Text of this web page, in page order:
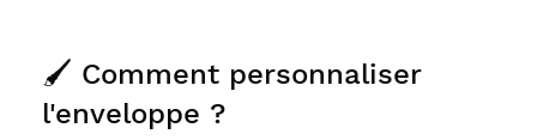
🖌️ Comment personnaliser
l'enveloppe ?